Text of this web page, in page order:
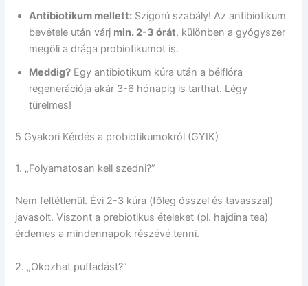
Antibiotikum mellett: Szigorú szabály! Az antibiotikum
bevétele után várj min. 2-3 órát, különben a gyógyszer
megöli a drága probiotikumot is.
Meddig? Egy antibiotikum kúra után a bélflóra
regenerációja akár 3-6 hónapig is tarthat. Légy
türelmes!
5 Gyakori Kérdés a probiotikumokról (GYIK)
1. „Folyamatosan kell szedni?”
Nem feltétlenül. Évi 2-3 kúra (főleg ősszel és tavasszal)
javasolt. Viszont a prebiotikus ételeket (pl. hajdina tea)
érdemes a mindennapok részévé tenni.
2. „Okozhat puffadást?”